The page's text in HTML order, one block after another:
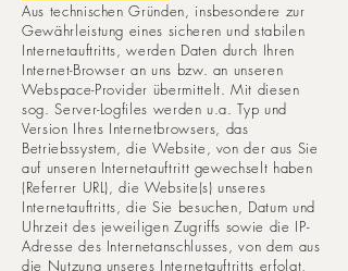
Aus technischen Gründen, insbesondere zur
Gewährleistung eines sicheren und stabilen
Internetauftritts, werden Daten durch Ihren
Internet-Browser an uns bzw. an unseren
Webspace-Provider übermittelt. Mit diesen
sog. Server-Logfiles werden u.a. Typ und
Version Ihres Internetbrowsers, das
Betriebssystem, die Website, von der aus Sie
auf unseren Internetauftritt gewechselt haben
(Referrer URL), die Website(s) unseres
Internetauftritts, die Sie besuchen, Datum und
Uhrzeit des jeweiligen Zugriffs sowie die IP-
Adresse des Internetanschlusses, von dem aus
die Nutzung unseres Internetauftritts erfolgt,